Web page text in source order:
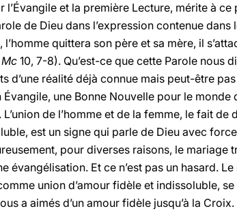
et la première Lecture, mérite à
de Dieu dans l’expression contenue dans
quittera son père et sa mère, il
Mc 10, 7-8). Qu’est-ce que cette Parole nous
d’une réalité déjà connue mais peut-être
une Bonne Nouvelle pour le monde
de l’homme et de la femme, le fait de
est un signe qui parle de Dieu avec
pour diverses raisons, le mariage
évangélisation. Et ce n’est pas un hasard.
union d’amour fidèle et indissoluble,
a aimés d’un amour fidèle jusqu’à la